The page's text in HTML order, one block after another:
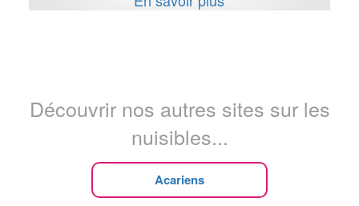
Découvrir nos autres sites sur les
nuisibles...
Acariens